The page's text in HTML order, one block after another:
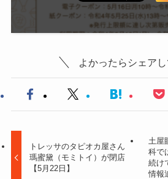
よかったらシェアし
トレッサのタピオカ屋さん
瑪蜜黛（モミトイ）が閉店
【5月22日】
土屋
科で
続け
情報